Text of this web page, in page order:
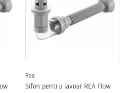
Rea
Sifon pentru lavoar REA Flow